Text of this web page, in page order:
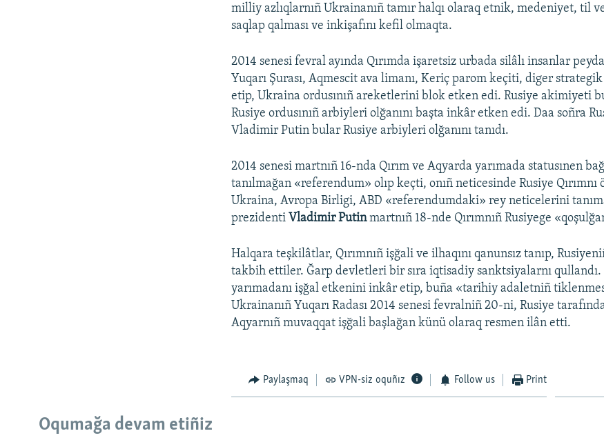
milliy azlıqlarnıñ Ukrainanıñ tamır halqı olaraq etnik, medeniyet, til
saqlap qalması ve inkişafını kefil olmaqta.
2014 senesi fevral ayında Qırımda işaretsiz urbada silâlı insanlar
Yuqarı Şurası, Aqmescit ava limanı, Keriç parom keçiti, diger
etip, Ukraina ordusınıñ areketlerini blok etken edi. Rusiye akimiyeti
Rusiye ordusınıñ arbiyleri olğanını başta inkâr etken edi. Daa soñra
Vladimir Putin bular Rusiye arbiyleri olğanını tanıdı.
2014 senesi martnıñ 16-nda Qırım ve Aqyarda yarımada statusınen
tanılmağan «referendum» olıp keçti, onıñ neticesinde Rusiye Qırımnı
Ukraina, Avropa Birligi, ABD «referendumdaki» rey neticelerini
prezidenti Vladimir Putinmartnıñ 18-nde Qırımnıñ Rusiyege
Halqara teşkilâtlar, Qırımnıñ işğali ve ilhaqını qanunsız tanıp,
takbih ettiler. Ğarp devletleri bir sıra iqtisadiy sanktsiyalarnı qullandı.
yarımadanı işğal etkenini inkâr etip, buña «tarihiy adaletniñ
Ukrainanıñ Yuqarı Radası 2014 senesi fevralniñ 20-ni, Rusiye
Aqyarnıñ muvaqqat işğali başlağan künü olaraq resmen ilân etti.
Paylaşmaq VPN-siz oquñız Follow us Print
Oqumağa devam etiñiz